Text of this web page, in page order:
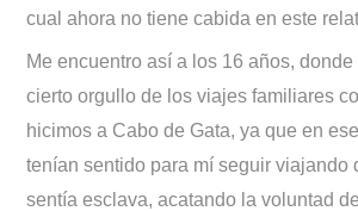
cual ahora no tiene cabida en este
Me encuentro así a los 16 años,
cierto orgullo de los viajes familiares
hicimos a Cabo de Gata, ya que en
tenían sentido para mí seguir viajando
sentía esclava, acatando la voluntad